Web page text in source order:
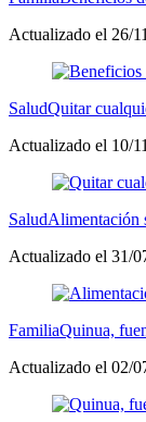
Actualizado el 26/
SaludQuitar
Actualizado el 10/
SaludAlimentación
Actualizado el 31/
FamiliaQuinua,
Actualizado el 02/